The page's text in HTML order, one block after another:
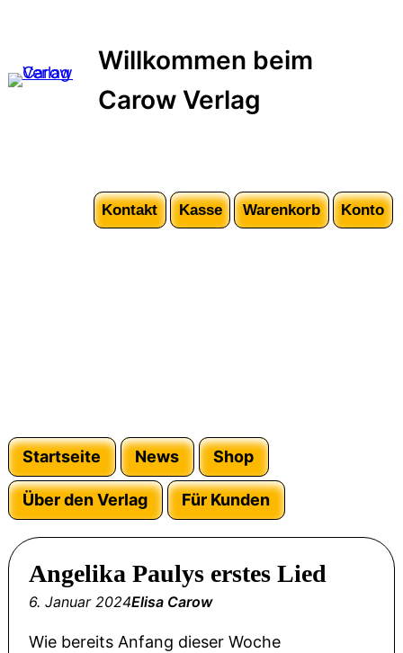
springen
Willkommen beim
Carow Verlag
Kontakt Kasse Warenkorb Konto
Startseite News Shop
Über den Verlag Für Kunden
Angelika Paulys erstes Lied
6. Januar 2024Elisa Carow
Wie bereits Anfang dieser Woche